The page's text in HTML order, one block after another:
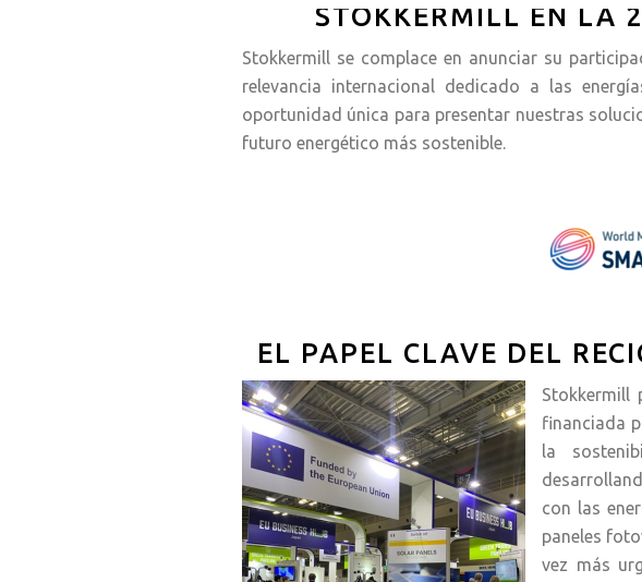
STOKKERMILL EN LA
Stokkermill se complace en anunciar su
relevancia internacional dedicado a las
oportunidad única para presentar nuestras
futuro energético más sostenible.
EL PAPEL CLAVE DEL
Stokkermill
financiada
la
con las
paneles
vez más